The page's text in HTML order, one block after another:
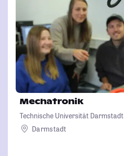
Mechatronik
Technische Universität Darmstadt
Darmstadt